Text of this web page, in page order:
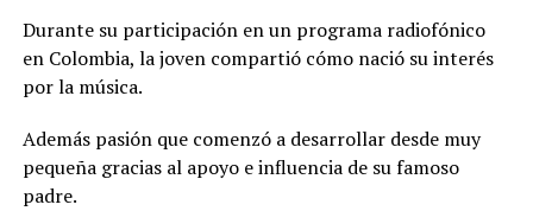
Durante su participación en un programa radiofónico
en Colombia, la joven compartió cómo nació su interés
por la música.
Además pasión que comenzó a desarrollar desde muy
pequeña gracias al apoyo e influencia de su famoso
padre.